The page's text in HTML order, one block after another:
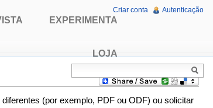
(por exemplo, PDF ou ODF) ou solicitar
EXPERIMENTA
LOJA
Criar conta Autenticação